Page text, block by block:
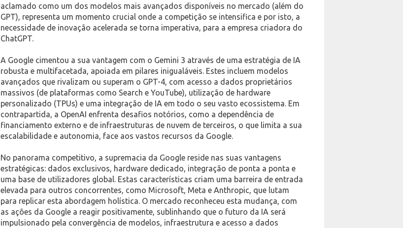
aclamado como um dos modelos mais avançados disponíveis no mercado (além do
GPT), representa um momento crucial onde a competição se intensifica e por isto, a
necessidade de inovação acelerada se torna imperativa, para a empresa criadora do
ChatGPT.
A Google cimentou a sua vantagem com o Gemini 3 através de uma estratégia de IA
robusta e multifacetada, apoiada em pilares inigualáveis. Estes incluem modelos
avançados que rivalizam ou superam o GPT-4, com acesso a dados proprietários
massivos (de plataformas como Search e YouTube), utilização de hardware
personalizado (TPUs) e uma integração de IA em todo o seu vasto ecossistema. Em
contrapartida, a OpenAI enfrenta desafios notórios, como a dependência de
financiamento externo e de infraestruturas de nuvem de terceiros, o que limita a sua
escalabilidade e autonomia, face aos vastos recursos da Google.
No panorama competitivo, a supremacia da Google reside nas suas vantagens
estratégicas: dados exclusivos, hardware dedicado, integração de ponta a ponta e
uma base de utilizadores global. Estas características criam uma barreira de entrada
elevada para outros concorrentes, como Microsoft, Meta e Anthropic, que lutam
para replicar esta abordagem holística. O mercado reconheceu esta mudança, com
as ações da Google a reagir positivamente, sublinhando que o futuro da IA será
impulsionado pela convergência de modelos, infraestrutura e acesso a dados